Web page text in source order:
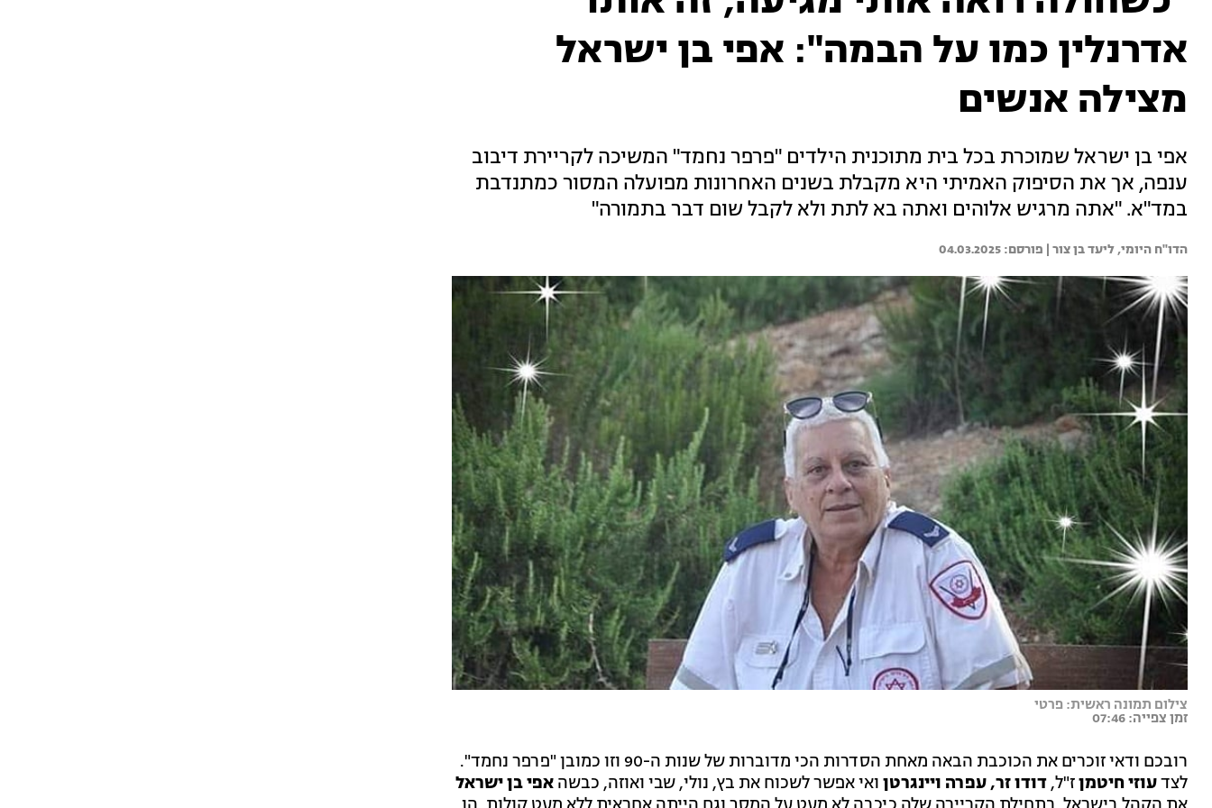
אדרנלין כמו על הבמה": אפי בן ישראל
מצילה אנשים
אפי בן ישראל שמוכרת בכל בית מתוכנית הילדים "פרפר נחמד" המשיכה לקריירת דיבוב
ענפה, אך את הסיפוק האמיתי היא מקבלת בשנים האחרונות מפועלה המסור כמתנדבת
במד"א. "אתה מרגיש אלוהים ואתה בא לתת ולא לקבל שום דבר בתמורה"
הדו"ח היומי, ליעד בן צור | 04.03.2025
צילום תמונה ראשית: פרטי
זמן צפייה: 07:46
רובכם ודאי זוכרים את הכוכבת הבאה מאחת הסדרות הכי מדוברות של שנות ה-90 וזו כמובן "פרפר נחמד".
לצדעוזי חיטמןז"ל,דודו זר, עפרה ויינגרטן ואי אפשר לשכוח את בץ, נולי, שבי ואוזה, כבשה אפי בן ישראל